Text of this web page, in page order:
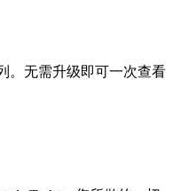
。无需升级即可一次查看